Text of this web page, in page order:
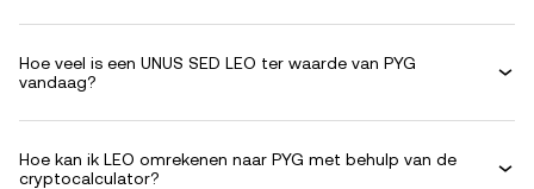
Hoe veel is een UNUS SED LEO ter waarde van PYG
vandaag?
Hoe kan ik LEO omrekenen naar PYG met behulp van de
cryptocalculator?